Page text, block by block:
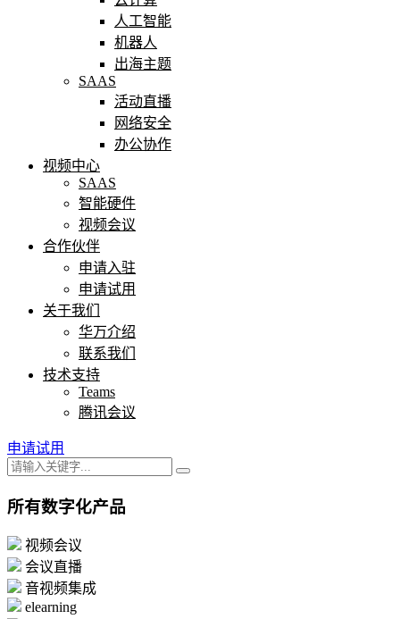
人工智能
机器人
出海主题
SAAS
活动直播
网络安全
办公协作
视频中心
SAAS
智能硬件
视频会议
合作伙伴
申请入驻
申请试用
关于我们
华万介绍
联系我们
技术支持
Teams
腾讯会议
申请试用
所有数字化产品
视频会议
会议直播
音视频集成
elearning